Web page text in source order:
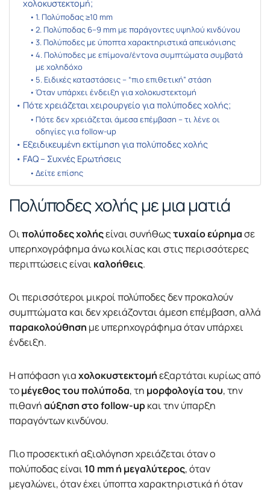
χολοκυστεκτομή;
1. Πολύποδας ≥10 mm
2. Πολύποδας 6–9 mm με παράγοντες υψηλού κινδύνου
3. Πολύποδες με ύποπτα χαρακτηριστικά απεικόνισης
4. Πολύποδες με επίμονα/έντονα συμπτώματα συμβατά
με χοληδόχο
5. Ειδικές καταστάσεις – “πιο επιθετική” στάση
Όταν υπάρχει ένδειξη για χολοκυστεκτομή
Πότε χρειάζεται χειρουργείο για πολύποδες χολής;
Πότε δεν χρειάζεται άμεσα επέμβαση – τι λένε οι
οδηγίες για follow-up
Εξειδικευμένη εκτίμηση για πολύποδες χολής
FAQ – Συχνές Ερωτήσεις
Δείτε επίσης
Πολύποδες χολής με μια ματιά
Οιπολύποδες χολήςείναι συνήθωςτυχαίο εύρημασε
υπερηχογράφημα άνω κοιλίας και στις περισσότερες
περιπτώσεις είναικαλοήθεις.
Οι περισσότεροι μικροί πολύποδες δεν προκαλούν
συμπτώματα και δεν χρειάζονται άμεση επέμβαση, αλλά
παρακολούθηση με υπερηχογράφημα όταν υπάρχει
ένδειξη.
Η απόφαση γιαχολοκυστεκτομήεξαρτάται κυρίως από
τομέγεθος του πολύποδα, τη μορφολογία του, την
πιθανήαύξηση στο follow-upκαι την ύπαρξη
παραγόντων κινδύνου.
Πιο προσεκτική αξιολόγηση χρειάζεται όταν ο
πολύποδας είναι10 mm ή μεγαλύτερος, όταν
μεγαλώνει, όταν έχει ύποπτα χαρακτηριστικά ή όταν